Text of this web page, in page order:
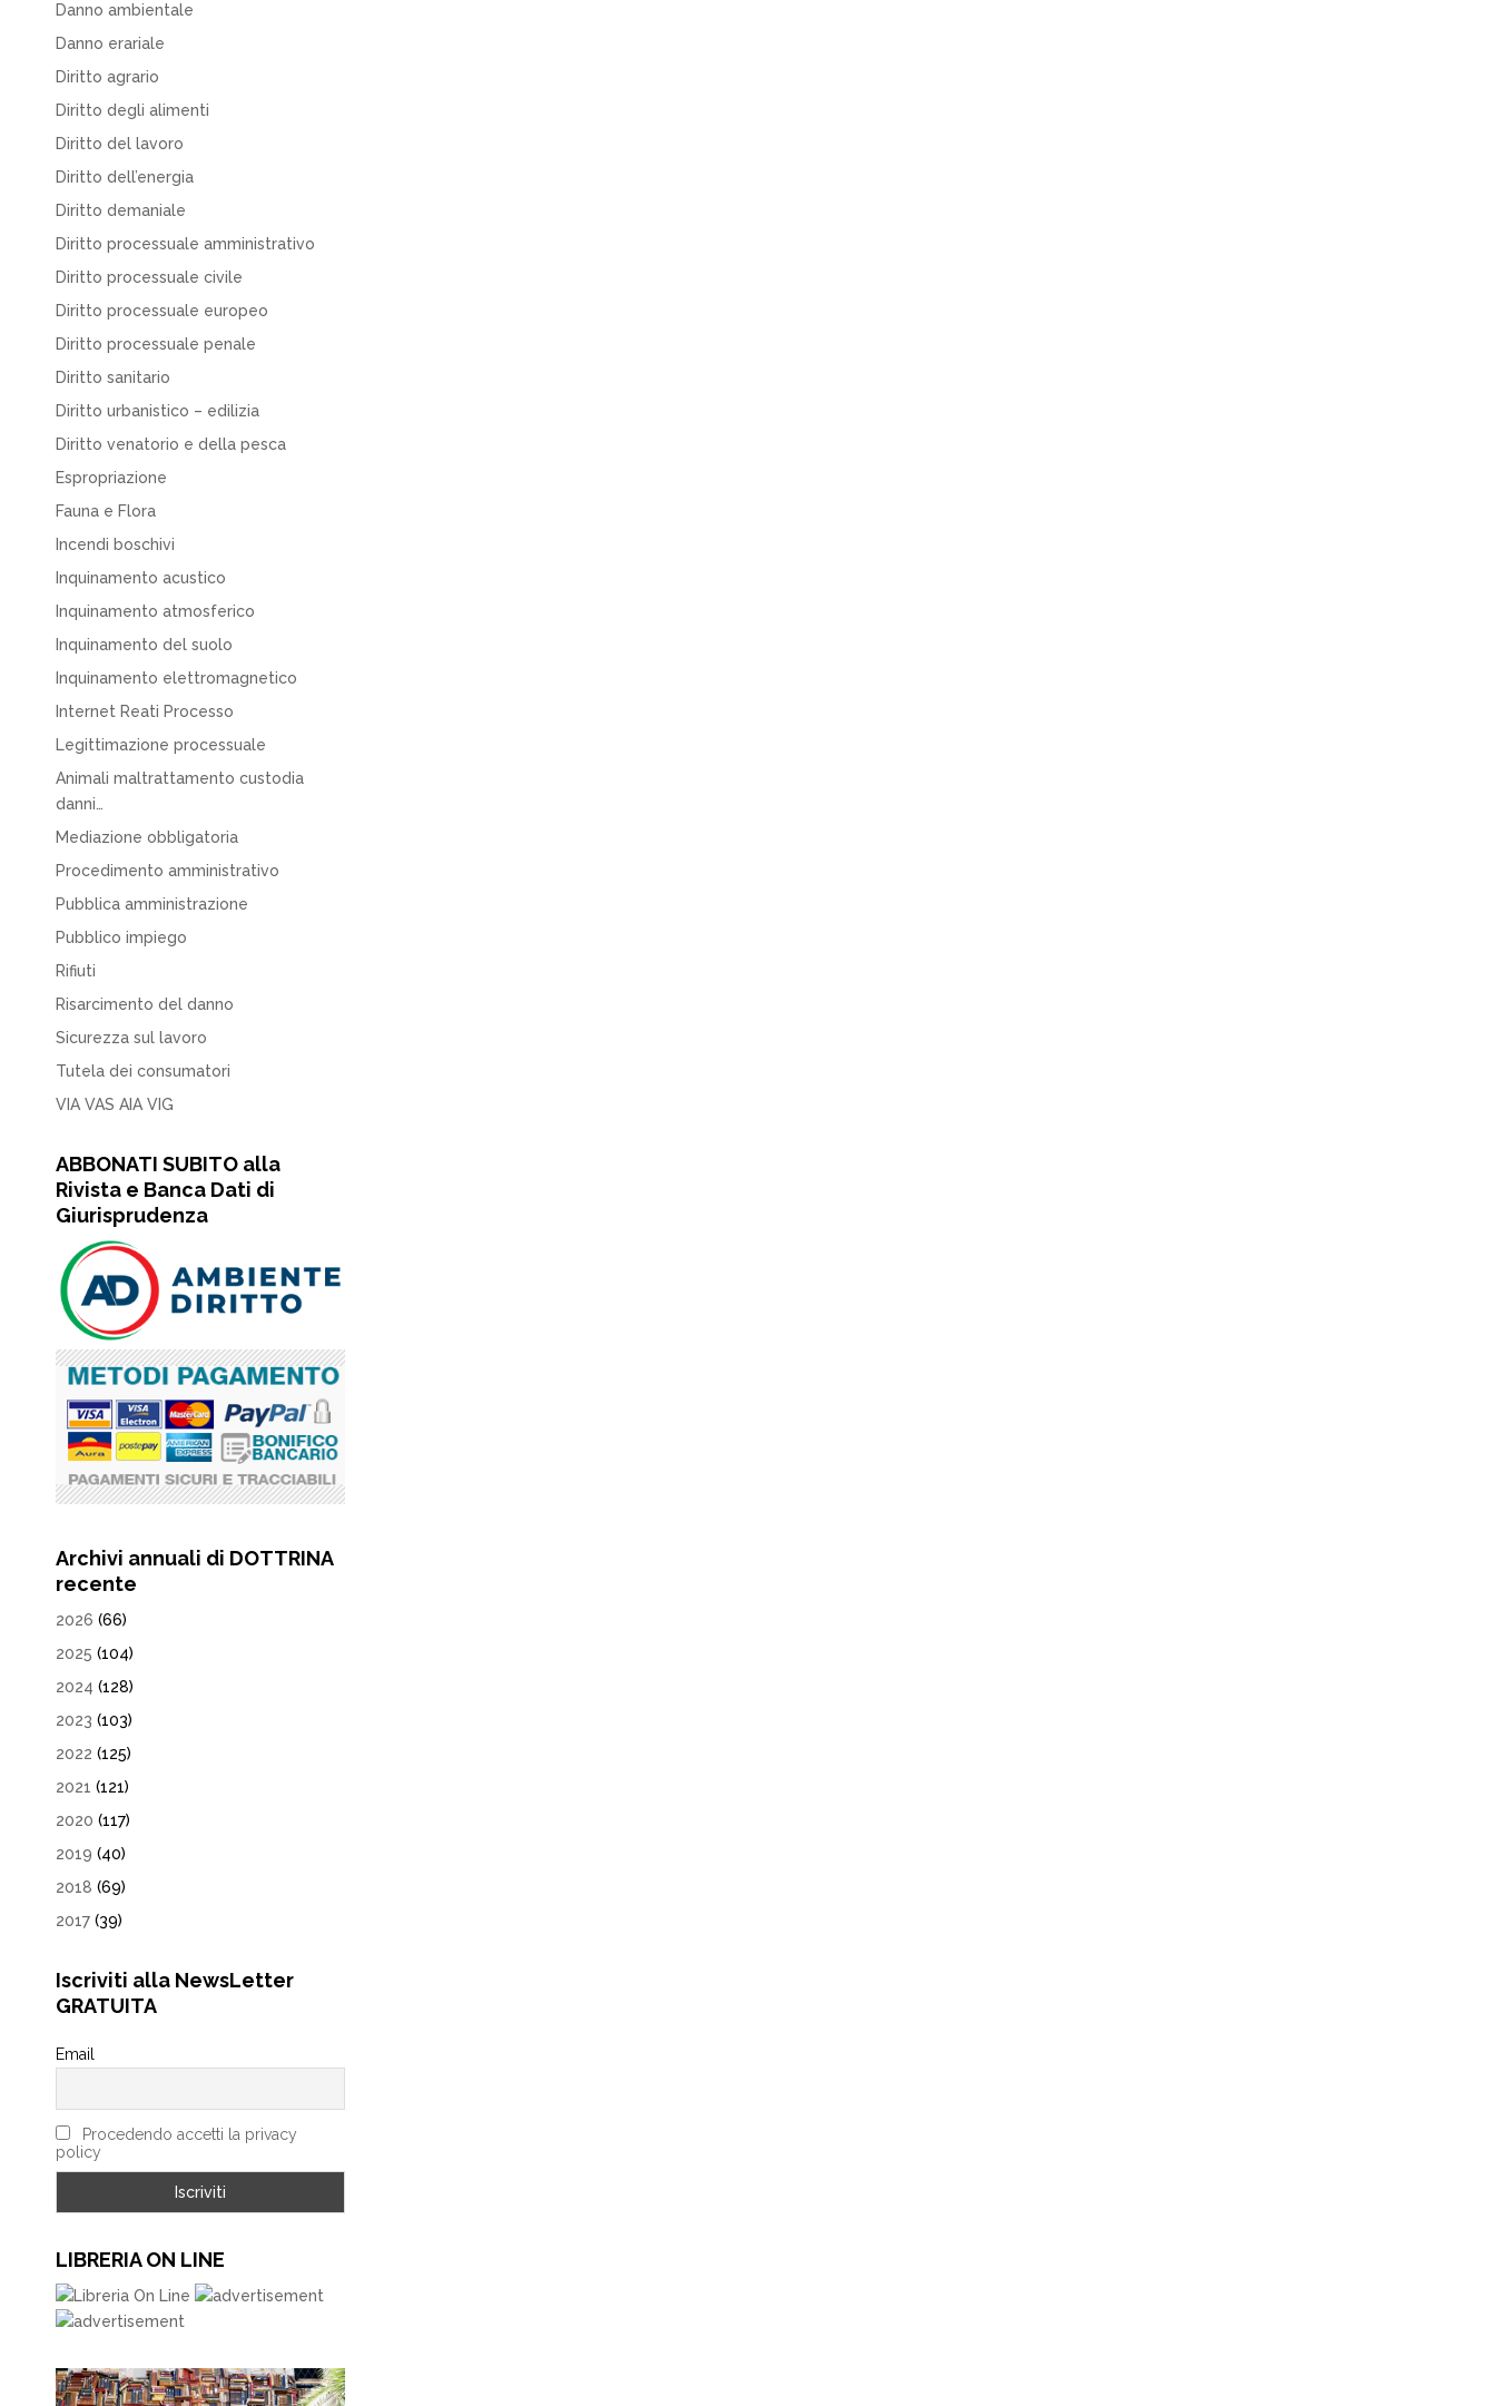
Danno ambientale
Danno erariale
Diritto agrario
Diritto degli alimenti
Diritto del lavoro
Diritto dell’energia
Diritto demaniale
Diritto processuale amministrativo
Diritto processuale civile
Diritto processuale europeo
Diritto processuale penale
Diritto sanitario
Diritto urbanistico – edilizia
Diritto venatorio e della pesca
Espropriazione
Fauna e Flora
Incendi boschivi
Inquinamento acustico
Inquinamento atmosferico
Inquinamento del suolo
Inquinamento elettromagnetico
Internet Reati Processo
Legittimazione processuale
Animali maltrattamento custodia
danni…
Mediazione obbligatoria
Procedimento amministrativo
Pubblica amministrazione
Pubblico impiego
Rifiuti
Risarcimento del danno
Sicurezza sul lavoro
Tutela dei consumatori
VIA VAS AIA VIG
ABBONATI SUBITO alla
Rivista e Banca Dati di
Giurisprudenza
Archivi annuali di DOTTRINA
recente
2026 (66)
2025 (104)
2024 (128)
2023 (103)
2022 (125)
2021 (121)
2020 (117)
2019 (40)
2018 (69)
2017 (39)
Iscriviti alla NewsLetter
GRATUITA
Email
Procedendo accetti la privacy
policy
LIBRERIA ON LINE